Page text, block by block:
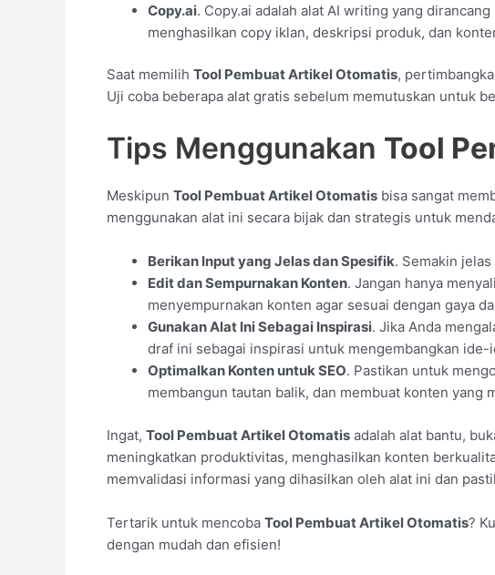
Copy.ai. Copy.ai adalah alat AI writing yang
menghasilkan copy iklan, deskripsi produk, dan
Saat memilih Tool Pembuat Artikel Otomatis,
Uji coba beberapa alat gratis sebelum memutuskan untuk
Tips Menggunakan Tool
Meskipun Tool Pembuat Artikel Otomatis bisa sangat
menggunakan alat ini secara bijak dan strategis untuk
Berikan Input yang Jelas dan Spesifik. Semakin
Edit dan Sempurnakan Konten. Jangan hanya
menyempurnakan konten agar sesuai dengan gaya
Gunakan Alat Ini Sebagai Inspirasi. Jika Anda
draf ini sebagai inspirasi untuk mengembangkan ide-
Optimalkan Konten untuk SEO. Pastikan untuk
membangun tautan balik, dan membuat konten yang
Ingat, Tool Pembuat Artikel Otomatis adalah alat bantu,
meningkatkan produktivitas, menghasilkan konten
memvalidasi informasi yang dihasilkan oleh alat ini dan
Tertarik untuk mencoba Tool Pembuat Artikel Otomatis?
dengan mudah dan efisien!